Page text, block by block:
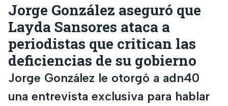
Jorge González aseguró que
Layda Sansores ataca a
periodistas que critican las
deficiencias de su gobierno
Jorge González le otorgó a adn40
una entrevista exclusiva para hablar